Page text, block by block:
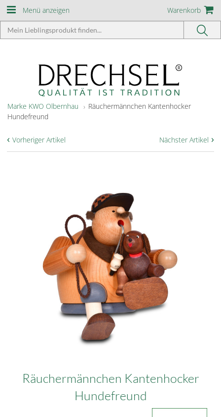
Menü anzeigen Warenkorb
Marke KWO Olbernhau
Räuchermännchen Kantenhocker
Hundefreund
Nächster Artikel ›
‹ Vorheriger Artikel
Räuchermännchen Kantenhocker
Hundefreund